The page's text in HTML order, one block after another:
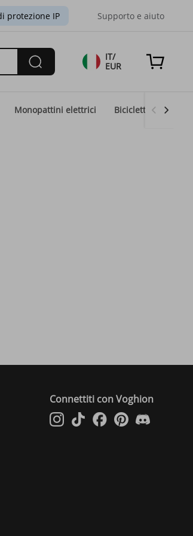
protezione IP Supporto e aiuto
IT/
EUR
Monopattini elettrici Biciclette elettriche
Connettiti con Voghion